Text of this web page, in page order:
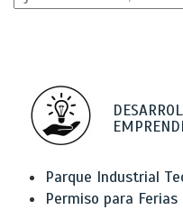
Parque Industrial
Permiso para Ferias